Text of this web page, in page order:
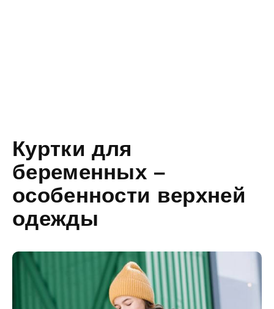
Куртки для
беременных –
особенности верхней
одежды